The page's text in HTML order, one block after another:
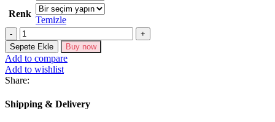
Renk
Temizle
Kadın
Kısa
Kollu
Tek
Omuzu
Açık
Büzgülü
Viskon
Sepete Ekle Buy now
Add to compare
Add to wishlist
Share:
Shipping & Delivery